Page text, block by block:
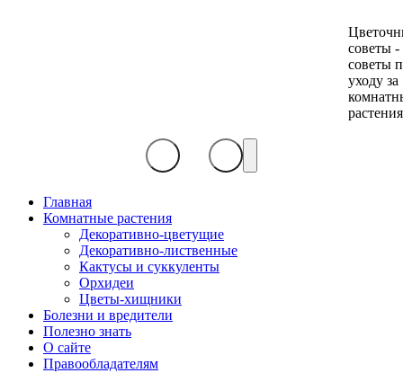
советы -
советы
уходу за
Главная
Комнатные растения
Декоративно-цветущие
Декоративно-лиственные
Кактусы и суккуленты
Орхидеи
Цветы-хищники
Болезни и вредители
Полезно знать
О сайте
Правообладателям